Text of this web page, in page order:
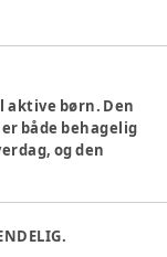
aktive børn. Den
både behagelig
og den